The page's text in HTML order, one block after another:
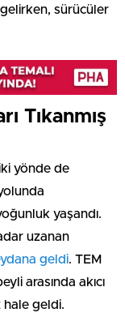
sürücüler
Tıkanmış
yönde de
yaşandı.
uzanan
geldi. TEM
arasında akıcı
hale geldi.